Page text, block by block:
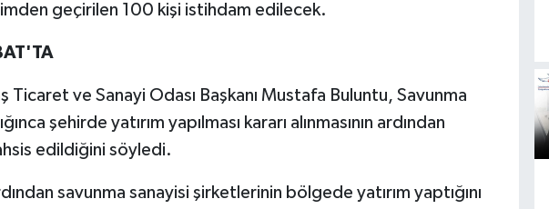
geçirilen 100 kişi istihdam edilecek.
Ticaret ve Sanayi Odası Başkanı Mustafa Buluntu, Savunma
şehirde yatırım yapılması kararı alınmasının ardından
edildiğini söyledi.
savunma sanayisi şirketlerinin bölgede yatırım yaptığını